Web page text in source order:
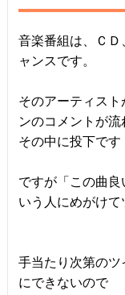
音楽番組は、Ｃ
ャンスです。
そのアーティス
ンのコメントが流
その中に投下です
ですが「この曲
いう人にめがけて
手当たり次第の
にできないので